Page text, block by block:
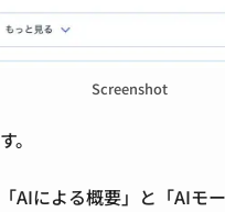
Screenshot
。
AIによる概要」と「AIモ